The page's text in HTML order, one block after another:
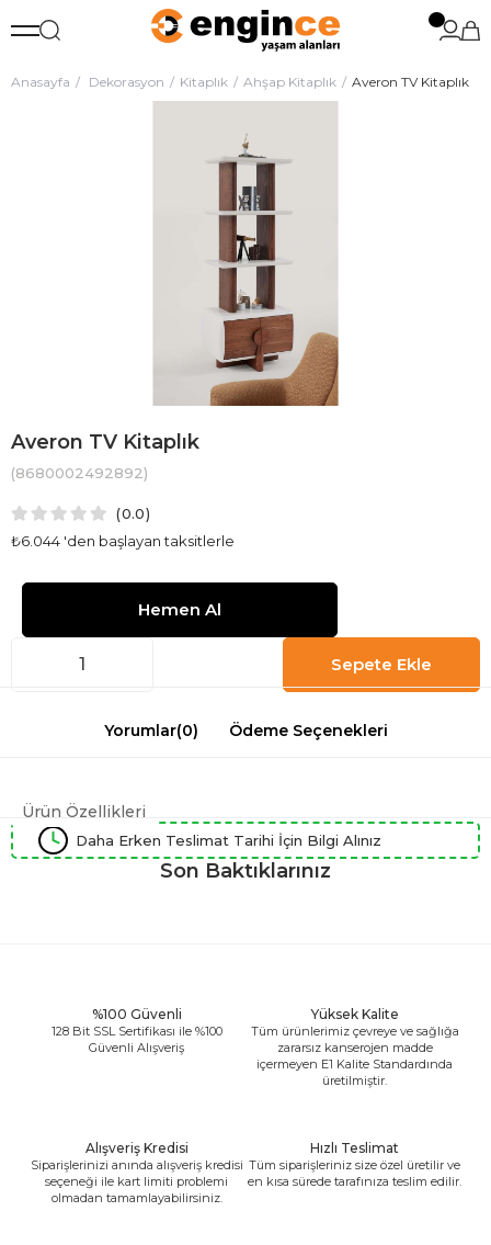
Anasayfa Dekorasyon Kitaplık Ahşap Kitaplık Averon TV Kitaplık
Averon TV Kitaplık
(8680002492892)
0.0
₺6.044 'den başlayan taksitlerle
Yorumlar(0) Ödeme Seçenekleri
Ürün Özellikleri
Daha Erken Teslimat Tarihi İçin Bilgi Alınız
Son Baktıklarınız
%100 Güvenli
128 Bit SSL Sertifikası ile %100
Güvenli Alışveriş
Yüksek Kalite
Tüm ürünlerimiz çevreye ve sağlığa
zararsız kanserojen madde
içermeyen E1 Kalite Standardında
üretilmiştir.
Alışveriş Kredisi
Siparişlerinizi anında alışveriş kredisi
seçeneği ile kart limiti problemi
olmadan tamamlayabilirsiniz.
Hızlı Teslimat
Tüm siparişleriniz size özel üretilir ve
en kısa sürede tarafınıza teslim edilir.